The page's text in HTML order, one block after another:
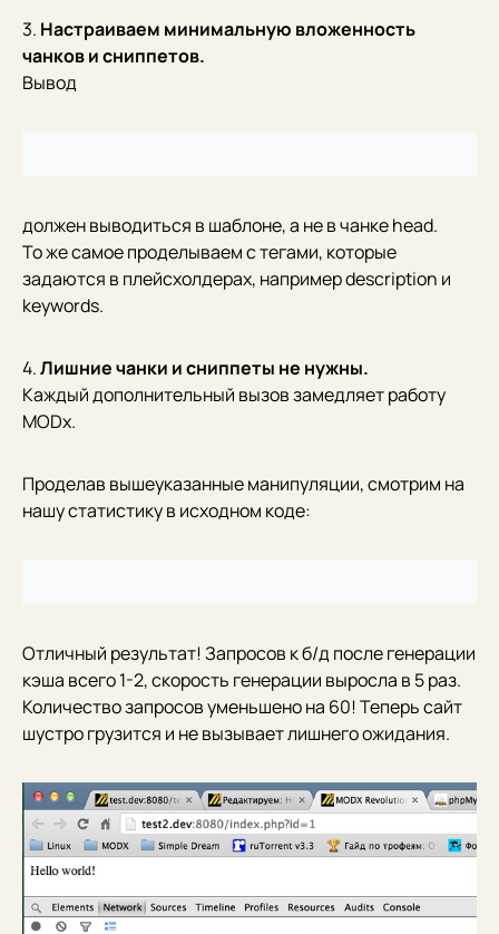
3. Настраиваем минимальную вложенность
чанков и сниппетов.
Вывод
должен выводиться в шаблоне, а не в чанке head.
То же самое проделываем с тегами, которые
задаются в плейсхолдерах, например description и
keywords.
4.Лишние чанки и сниппеты не нужны.
Каждый дополнительный вызов замедляет работу
MODx.
Проделав вышеуказанные манипуляции, смотрим на
нашу статистику в исходном коде:
Отличный результат! Запросов к б/д после генерации
кэша всего 1-2, скорость генерации выросла в 5 раз.
Количество запросов уменьшено на 60! Теперь сайт
шустро грузится и не вызывает лишнего ожидания.